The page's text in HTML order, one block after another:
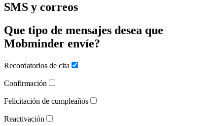
SMS y correos
Que tipo de mensajes desea que
Mobminder envíe?
Recordatorios de cita
Confirmación
Felicitación de cumpleaños
Reactivación